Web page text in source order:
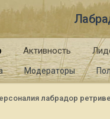
Модераторы
Активность
лабрадор